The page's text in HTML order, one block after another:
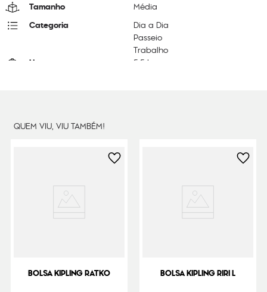
Tamanho Média
Categoria
Dia a Dia
Passeio
Trabalho
Litragem 5.5 L
QUEM VIU, VIU TAMBÉM!
BOLSA KIPLING RATKO BOLSA KIPLING RIRI L